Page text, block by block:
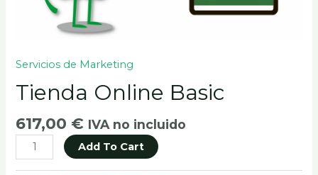
Servicios de Marketing
Tienda Online Basic
617,00 € IVA no incluido
Add To Cart